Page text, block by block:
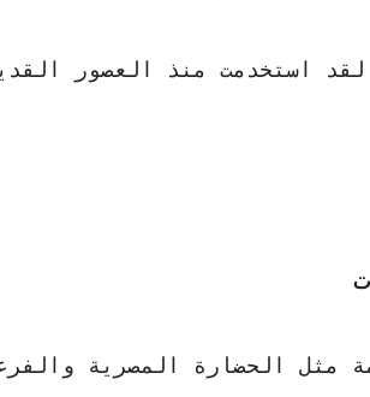
استخدمت منذ العصور
مثل الحضارة المصرية